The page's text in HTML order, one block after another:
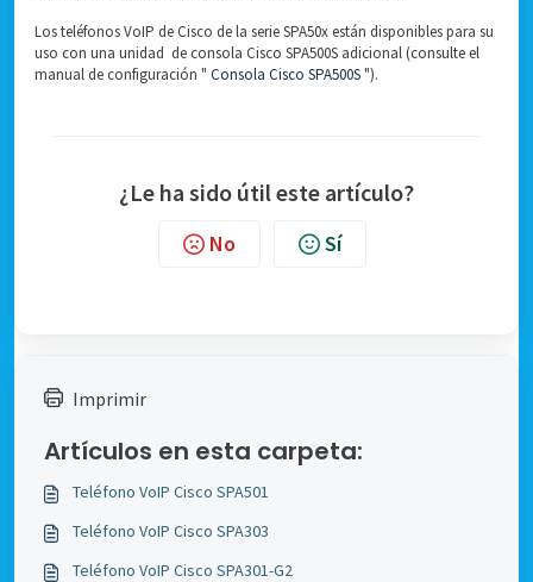
Los teléfonos VoIP de Cisco de la serie SPA50x están disponibles para su
uso con una unidad de consola Cisco SPA500S adicional (consulte el
manual de configuración " Consola Cisco SPA500S").
¿Le ha sido útil este artículo?
No Sí
Imprimir
Artículos en esta carpeta:
Teléfono VoIP Cisco SPA501
Teléfono VoIP Cisco SPA303
Teléfono VoIP Cisco SPA301-G2